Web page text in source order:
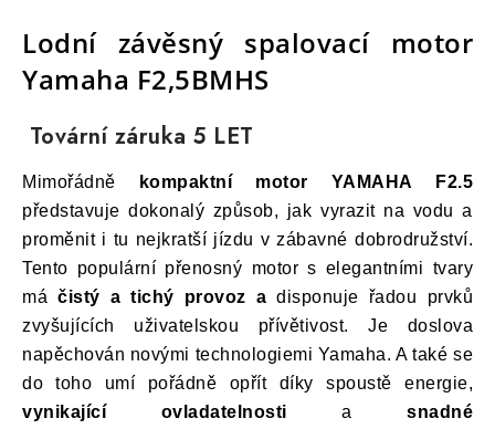
Lodní závěsný spalovací motor
Yamaha F2,5BMHS
Tovární záruka 5 LET
Mimořádně
kompaktní motor YAMAHA F2.5
představuje dokonalý způsob, jak vyrazit na vodu a
proměnit i tu nejkratší jízdu v zábavné dobrodružství.
Tento populární přenosný motor s elegantními tvary
má čistý a tichý provoz a disponuje řadou prvků
zvyšujících uživatelskou přívětivost. Je doslova
napěchován novými technologiemi Yamaha. A také se
do toho umí pořádně opřít díky spoustě energie,
vynikající ovladatelnosti a snadné